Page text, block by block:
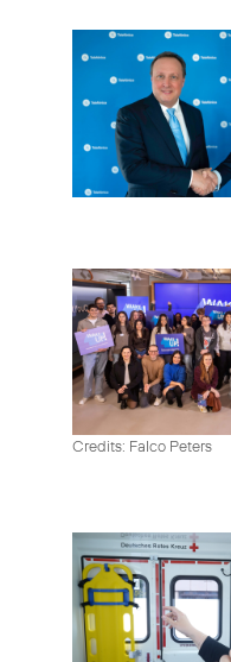
Credits: Falco Peters